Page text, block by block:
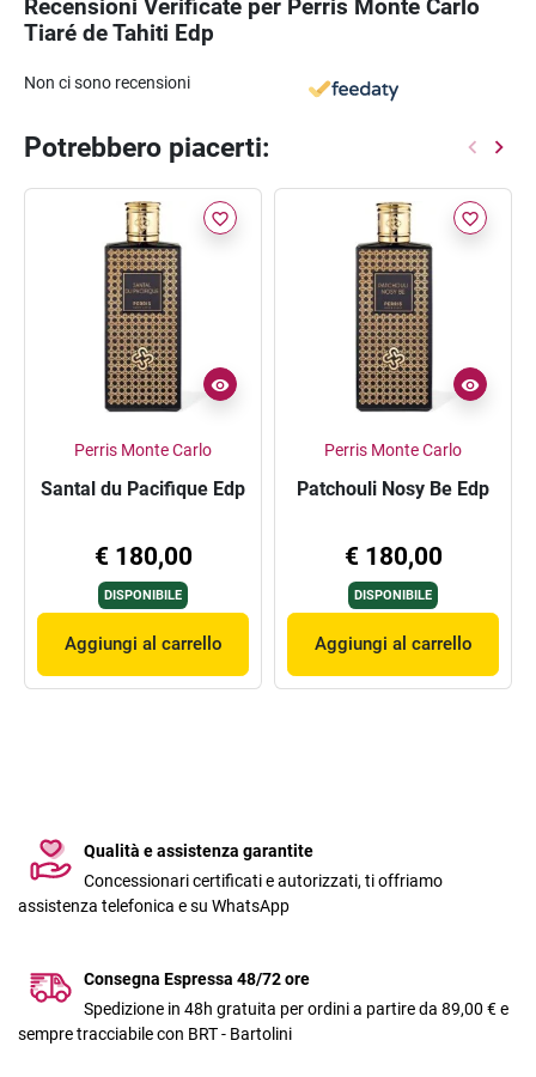
Recensioni Verificate per Perris Monte Carlo
Tiaré de Tahiti Edp
Non ci sono recensioni
Potrebbero piacerti:
favorite_border
Perris Monte Carlo
Santal du Pacifique Edp
€ 180,00
DISPONIBILE
Aggiungi al carrello
favorite_border
Perris Monte Carlo
Patchouli Nosy Be Edp
€ 180,00
DISPONIBILE
Aggiungi al carrello
Qualità e assistenza garantite
Concessionari certificati e autorizzati, ti offriamo
assistenza telefonica e su WhatsApp
Consegna Espressa 48/72 ore
Spedizione in 48h gratuita per ordini a partire da 89,00 € e
sempre tracciabile con BRT - Bartolini